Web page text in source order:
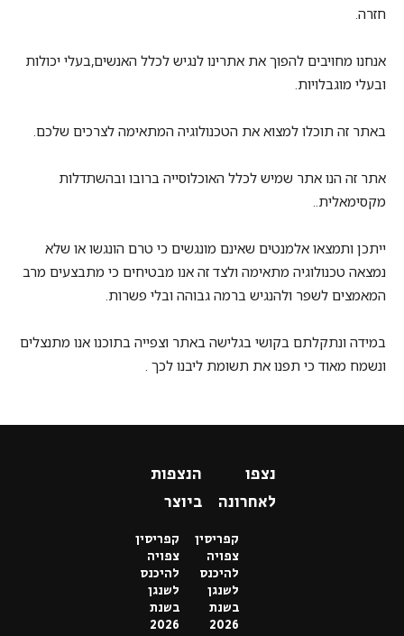
חזרה.
אנחנו מחויבים להפוך את אתרינו לנגיש לכלל האנשים,בעלי יכולות
ובעלי מוגבלויות.
באתר זה תוכלו למצוא את הטכנולוגיה המתאימה לצרכים שלכם.
אתר זה הנו אתר שמיש לכלל האוכלוסייה ברובו ובהשתדלות
מקסימאלית..
ייתכן ותמצאו אלמנטים שאינם מונגשים כי טרם הונגשו או שלא
נמצאה טכנולוגיה מתאימה ולצד זה אנו מבטיחים כי מתבצעים מרב
המאמצים לשפר ולהנגיש ברמה גבוהה ובלי פשרות.
במידה ונתקלתם בקושי בגלישה באתר וצפייה בתוכנו אנו מתנצלים
ונשמח מאוד כי תפנו את תשומת ליבנו לכך .
נצפו
לאחרונה
קפריסין
צפויה
להיכנס
לשנגן
בשנת
2026
הנצפות
ביוצר
קפריסין
צפויה
להיכנס
לשנגן
בשנת
2026